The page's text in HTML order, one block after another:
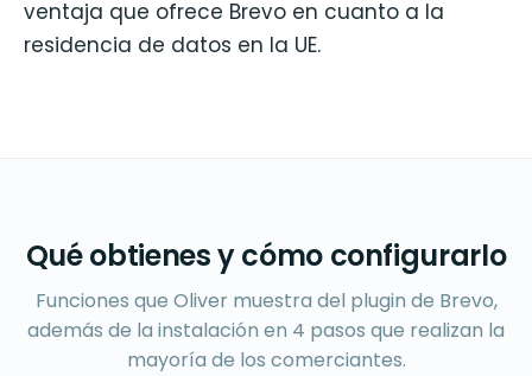
ventaja que ofrece Brevo en cuanto a la
residencia de datos en la UE.
Qué obtienes y cómo configurarlo
Funciones que Oliver muestra del plugin de Brevo,
además de la instalación en 4 pasos que realizan la
mayoría de los comerciantes.